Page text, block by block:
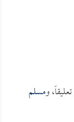
تعليقاً، ومسلم